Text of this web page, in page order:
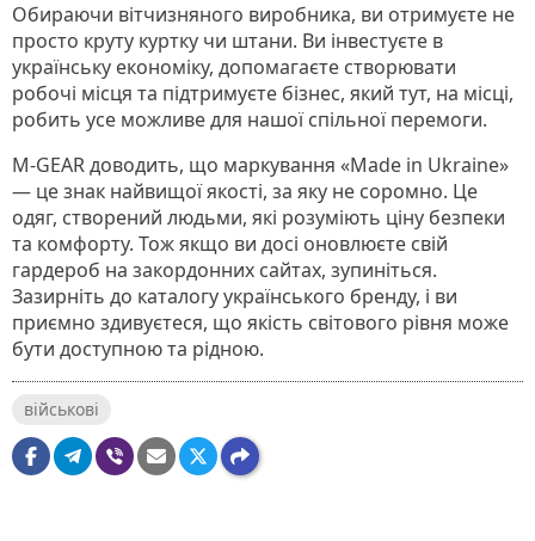
Обираючи вітчизняного виробника, ви отримуєте не
просто круту куртку чи штани. Ви інвестуєте в
українську економіку, допомагаєте створювати
робочі місця та підтримуєте бізнес, який тут, на місці,
робить усе можливе для нашої спільної перемоги.
M-GEAR доводить, що маркування «Made in Ukraine»
— це знак найвищої якості, за яку не соромно. Це
одяг, створений людьми, які розуміють ціну безпеки
та комфорту. Тож якщо ви досі оновлюєте свій
гардероб на закордонних сайтах, зупиніться.
Зазирніть до каталогу українського бренду, і ви
приємно здивуєтеся, що якість світового рівня може
бути доступною та рідною.
військові